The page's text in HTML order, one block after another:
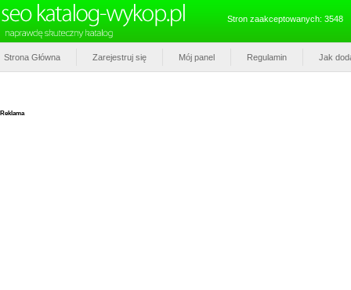
Stron zaakceptowanych: 3548
Strona Główna Zarejestruj się Mój panel Regulamin Jak
Reklama